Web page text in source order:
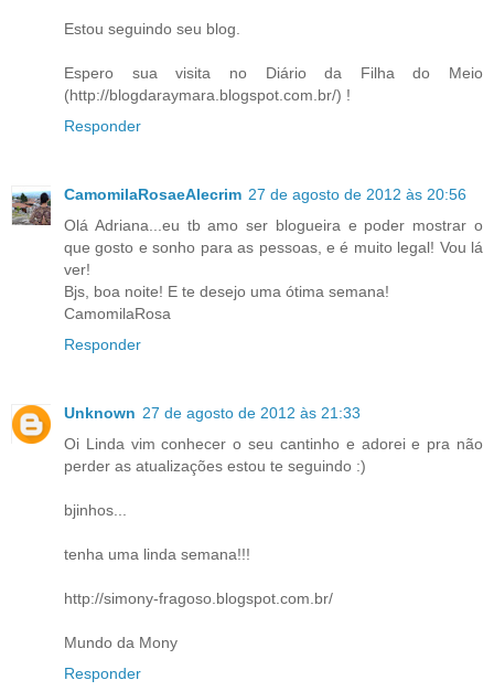
Estou seguindo seu blog.
Espero sua visita no Diário da Filha do Meio
(http://blogdaraymara.blogspot.com.br/) !
Responder
CamomilaRosaeAlecrim 27 de agosto de 2012 às 20:56
Olá Adriana...eu tb amo ser blogueira e poder mostrar o
que gosto e sonho para as pessoas, e é muito legal! Vou lá
ver!
Bjs, boa noite! E te desejo uma ótima semana!
CamomilaRosa
Responder
Unknown 27 de agosto de 2012 às 21:33
Oi Linda vim conhecer o seu cantinho e adorei e pra não
perder as atualizações estou te seguindo :)
bjinhos...
tenha uma linda semana!!!
http://simony-fragoso.blogspot.com.br/
Mundo da Mony
Responder